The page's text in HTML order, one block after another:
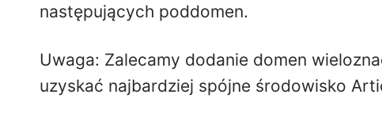
następujących poddomen.
Uwaga: Zalecamy dodanie domen
uzyskać najbardziej spójne środowisko